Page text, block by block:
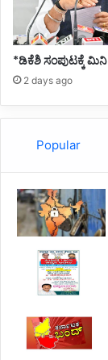
*ಡಿಕೆಶಿ ಸಂಪುಟಕ್ಕೆ
2 days ago
Popular